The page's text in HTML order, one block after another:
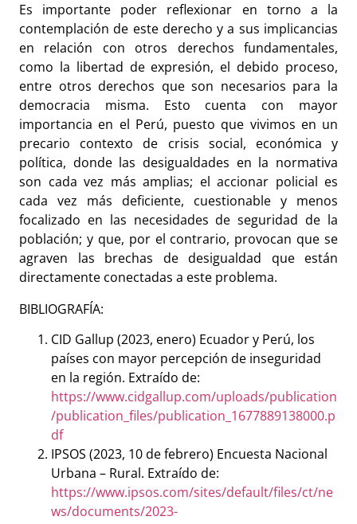
Es importante poder reflexionar en torno a la
contemplación de este derecho y a sus implicancias
en relación con otros derechos fundamentales,
como la libertad de expresión, el debido proceso,
entre otros derechos que son necesarios para la
democracia misma. Esto cuenta con mayor
importancia en el Perú, puesto que vivimos en un
precario contexto de crisis social, económica y
política, donde las desigualdades en la normativa
son cada vez más amplias; el accionar policial es
cada vez más deficiente, cuestionable y menos
focalizado en las necesidades de seguridad de la
población; y que, por el contrario, provocan que se
agraven las brechas de desigualdad que están
directamente conectadas a este problema.
BIBLIOGRAFÍA:
CID Gallup (2023, enero) Ecuador y Perú, los
países con mayor percepción de inseguridad
en la región. Extraído de:
https://www.cidgallup.com/uploads/publication
/publication_files/publication_1677889138000.p
df
IPSOS (2023, 10 de febrero) Encuesta Nacional
Urbana – Rural. Extraído de:
https://www.ipsos.com/sites/default/files/ct/ne
ws/documents/2023-